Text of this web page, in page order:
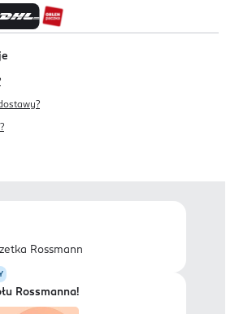
Rossmanna!